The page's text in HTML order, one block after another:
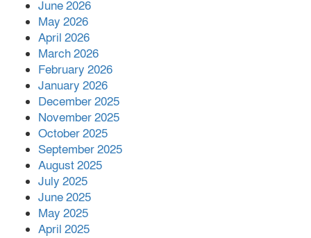
‘জ্বিন হাজিরে স্বর্ণ দ্বিগুণ’— প্রতারণার ফাঁদে ১৭
নারী,দুলারহাটে চক্রের ৪ সদস্য গ্রেফতার।
৩০ জুলাই একযোগে এসএসসির ফল প্রকাশ।
June 2026
May 2026
April 2026
March 2026
February 2026
January 2026
December 2025
November 2025
October 2025
September 2025
August 2025
July 2025
June 2025
May 2025
April 2025